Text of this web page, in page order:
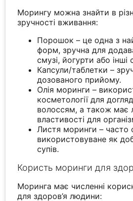
Морингу можна знайти в
зручності вживання:
Порошок – це одна з
форм, зручна для
смузі, йогурти або інші
Капсули/таблетки –
дозованого прийому.
Олія моринги –
косметології для
волоссям, а також має
властивості для
Листя моринги – часто
використовуване як
супів.
Користь моринги для
Моринга має численні
для здоров’я людини: